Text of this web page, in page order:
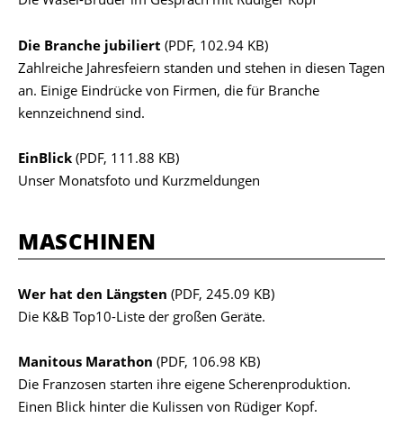
Die Branche jubiliert (PDF, 102.94 KB)
Zahlreiche Jahresfeiern standen und stehen in diesen Tagen
an. Einige Eindrücke von Firmen, die für Branche
kennzeichnend sind.
EinBlick (PDF, 111.88 KB)
Unser Monatsfoto und Kurzmeldungen
MASCHINEN
Wer hat den Längsten (PDF, 245.09 KB)
Die K&B Top10-Liste der großen Geräte.
Manitous Marathon (PDF, 106.98 KB)
Die Franzosen starten ihre eigene Scherenproduktion.
Einen Blick hinter die Kulissen von Rüdiger Kopf.